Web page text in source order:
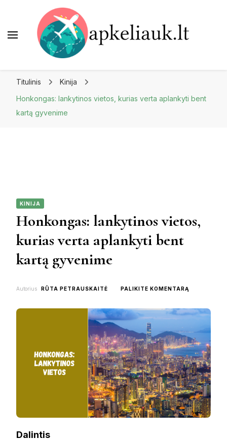
Titulinis
Kinija
Honkongas: lankytinos vietos, kurias verta aplankyti bent
kartą gyvenime
KINIJA
Honkongas: lankytinos vietos,
kurias verta aplankyti bent
kartą gyvenime
Autorius RŪTA PETRAUSKAITĖ PALIKITE KOMENTARĄ
VIETOS,
VERTA
APLANKYTI
BENT
KARTĄ
GYVENIME
Dalintis